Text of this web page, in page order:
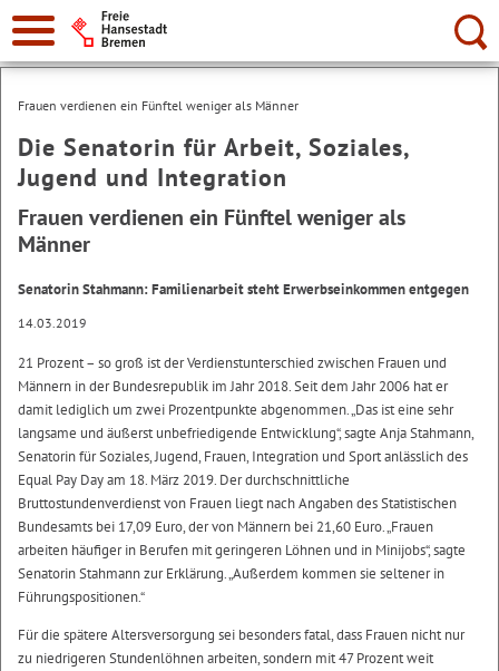
Suche:
Frauen verdienen ein Fünftel weniger als Männer
Die Senatorin für Arbeit, Soziales,
Jugend und Integration
Frauen verdienen ein Fünftel weniger als
Männer
Senatorin Stahmann: Familienarbeit steht Erwerbseinkommen entgegen
14.03.2019
21 Prozent – so groß ist der Verdienstunterschied zwischen Frauen und
Männern in der Bundesrepublik im Jahr 2018. Seit dem Jahr 2006 hat er
damit lediglich um zwei Prozentpunkte abgenommen. „Das ist eine sehr
langsame und äußerst unbefriedigende Entwicklung“, sagte Anja Stahmann,
Senatorin für Soziales, Jugend, Frauen, Integration und Sport anlässlich des
Equal Pay Day am 18. März 2019. Der durchschnittliche
Bruttostundenverdienst von Frauen liegt nach Angaben des Statistischen
Bundesamts bei 17,09 Euro, der von Männern bei 21,60 Euro. „Frauen
arbeiten häufiger in Berufen mit geringeren Löhnen und in Minijobs“, sagte
Senatorin Stahmann zur Erklärung. „Außerdem kommen sie seltener in
Führungspositionen.“
Für die spätere Altersversorgung sei besonders fatal, dass Frauen nicht nur
zu niedrigeren Stundenlöhnen arbeiten, sondern mit 47 Prozent weit